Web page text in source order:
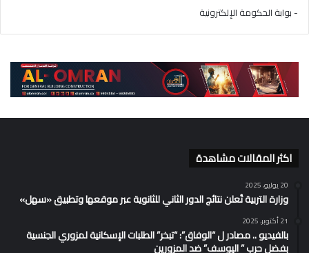
- بوابة الحكومة الإلكترونية
اكثر المقالات مشاهدة
20 يوليو، 2025
وزارة التربية تُعلن نتائج الدور الثاني للثانوية عبر موقعها وتطبيق «سهل»
21 أكتوبر، 2025
بالفيديو .. مصادر ل “الوفاق”: “تبخر” الطلبات الإسكانية لمزوري الجنسية
بفضل حرب ” اليوسف” ضد المزورين